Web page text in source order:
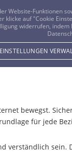
bewegst.
für jede
verständlich
Website-Funktionen
klicke auf "Cookie
widerrufen,